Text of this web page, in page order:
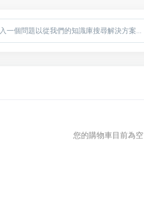
您的購物車目前為空